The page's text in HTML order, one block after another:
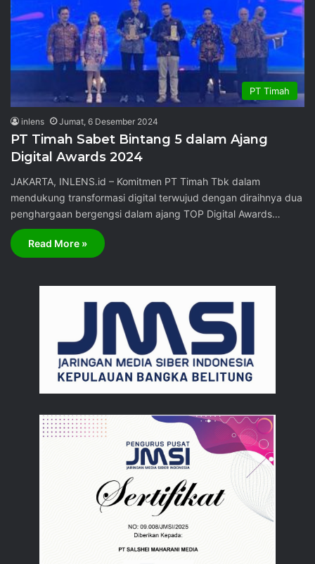
PT Timah
inlens Jumat, 6 Desember 2024
PT Timah Sabet Bintang 5 dalam Ajang
Digital Awards 2024
JAKARTA, INLENS.id – Komitmen PT Timah Tbk dalam
mendukung transformasi digital terwujud dengan diraihnya dua
penghargaan bergengsi dalam ajang TOP Digital Awards…
Read More »